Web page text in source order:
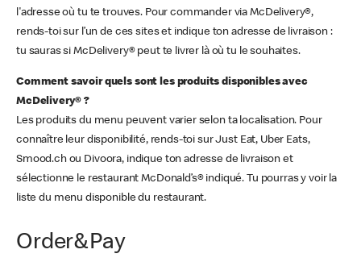
l'adresse où tu te trouves. Pour commander via McDelivery®,
rends-toi sur l’un de ces sites et indique ton adresse de livraison :
tu sauras si McDelivery® peut te livrer là où tu le souhaites.
Comment savoir quels sont les produits disponibles avec
McDelivery® ?
Les produits du menu peuvent varier selon ta localisation. Pour
connaître leur disponibilité, rends-toi sur Just Eat, Uber Eats,
Smood.ch ou Divoora, indique ton adresse de livraison et
sélectionne le restaurant McDonald’s® indiqué. Tu pourras y voir la
liste du menu disponible du restaurant.
Order&Pay